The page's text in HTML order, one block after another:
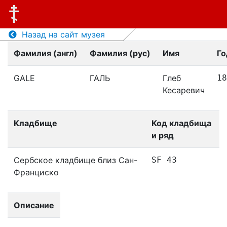
Назад на сайт музея
Фамилия (англ)
Фамилия (рус) Имя
GALE ГАЛЬ
Глеб
Кесаревич
Кладбище
Код кладбища
и ряд
Сербское кладбище близ Сан-
Франциско
SF 43
Описание